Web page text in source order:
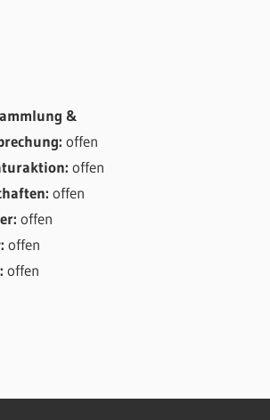
&
offen
offen
offen
offen
offen
offen